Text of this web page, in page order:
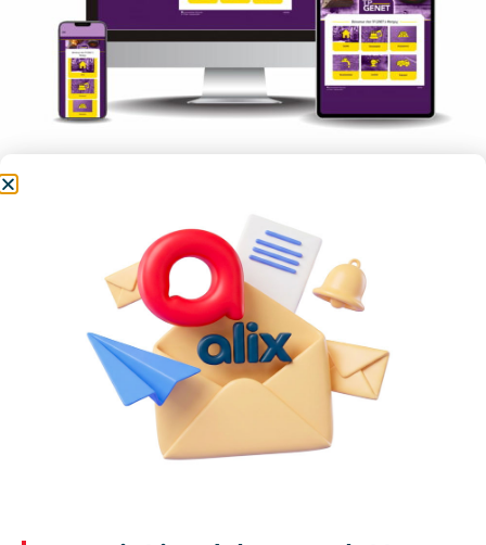
Site internet TP Genêt
Site internet TP Genêt, Entreprise de Travaux
Publics à Marigny
Voir le site
Catégorie : Sites internet